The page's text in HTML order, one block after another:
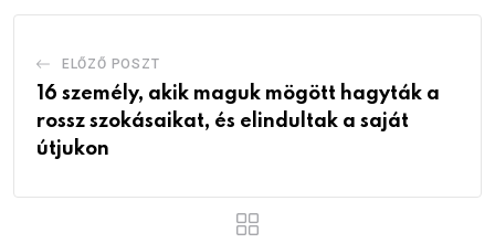
ELŐZŐ POSZT
16 személy, akik maguk mögött hagyták a
rossz szokásaikat, és elindultak a saját
útjukon